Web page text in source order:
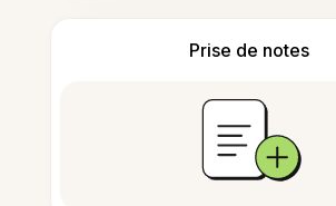
Prise de notes